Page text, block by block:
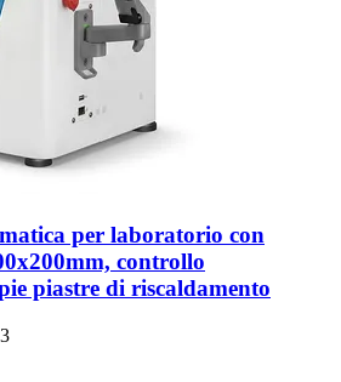
per laboratorio con
controllo
piastre di riscaldamento